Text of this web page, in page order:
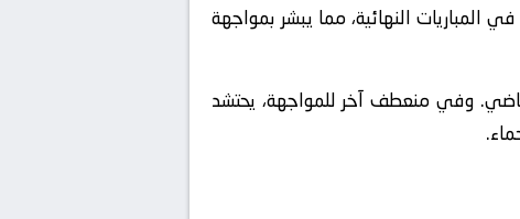
المباريات النهائية، مما يبشر بمواجهة
وفي منعطف آخر للمواجهة، يحتشد